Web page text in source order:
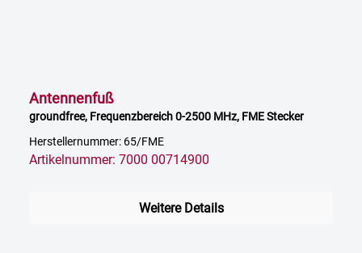
Antennenfuß
groundfree, Frequenzbereich 0-2500 MHz, FME Stecker
Herstellernummer: 65/FME
Artikelnummer: 7000 00714900
Weitere Details